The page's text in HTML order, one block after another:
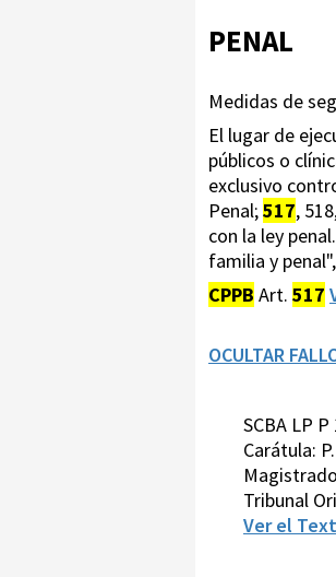
PENAL
Medidas de
El lugar de
públicos o
exclusivo
Penal;517,
con la ley
familia y
CPPB Art. 517
OCULTAR
SCBA LP
Carátula:
Tribunal
Ver el